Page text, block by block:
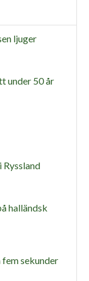
ljuger
under 50 år
Ryssland
halländsk
fem sekunder